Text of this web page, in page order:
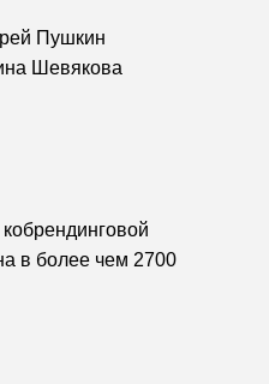
Пушкин
Шевякова
в более чем 2700